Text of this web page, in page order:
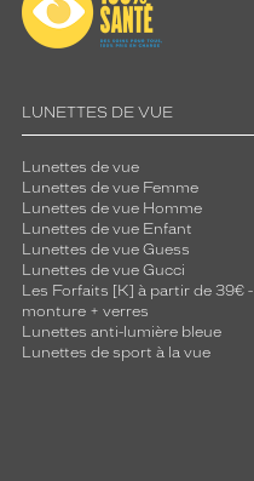
LUNETTES DE VUE
Lunettes de vue
Lunettes de vue Femme
Lunettes de vue Homme
Lunettes de vue Enfant
Lunettes de vue Guess
Lunettes de vue Gucci
Les Forfaits [K] à partir de 39€ -
monture + verres
Lunettes anti-lumière bleue
Lunettes de sport à la vue